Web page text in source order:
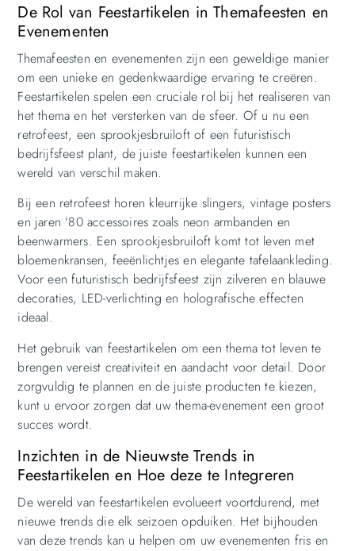
De Rol van Feestartikelen in Themafeesten en
Evenementen
Themafeesten en evenementen zijn een geweldige manier
om een unieke en gedenkwaardige ervaring te creëren.
Feestartikelen spelen een cruciale rol bij het realiseren van
het thema en het versterken van de sfeer. Of u nu een
retrofeest, een sprookjesbruiloft of een futuristisch
bedrijfsfeest plant, de juiste feestartikelen kunnen een
wereld van verschil maken.
Bij een retrofeest horen kleurrijke slingers, vintage posters
en jaren ’80 accessoires zoals neon armbanden en
beenwarmers. Een sprookjesbruiloft komt tot leven met
bloemenkransen, feeënlichtjes en elegante tafelaankleding.
Voor een futuristisch bedrijfsfeest zijn zilveren en blauwe
decoraties, LED-verlichting en holografische effecten
ideaal.
Het gebruik van feestartikelen om een thema tot leven te
brengen vereist creativiteit en aandacht voor detail. Door
zorgvuldig te plannen en de juiste producten te kiezen,
kunt u ervoor zorgen dat uw thema-evenement een groot
succes wordt.
Inzichten in de Nieuwste Trends in
Feestartikelen en Hoe deze te Integreren
De wereld van feestartikelen evolueert voortdurend, met
nieuwe trends die elk seizoen opduiken. Het bijhouden
van deze trends kan u helpen om uw evenementen fris en